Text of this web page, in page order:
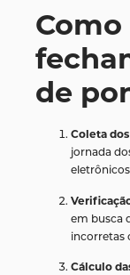
de
Coleta
jornada
em busca
incorretas
Cálculo